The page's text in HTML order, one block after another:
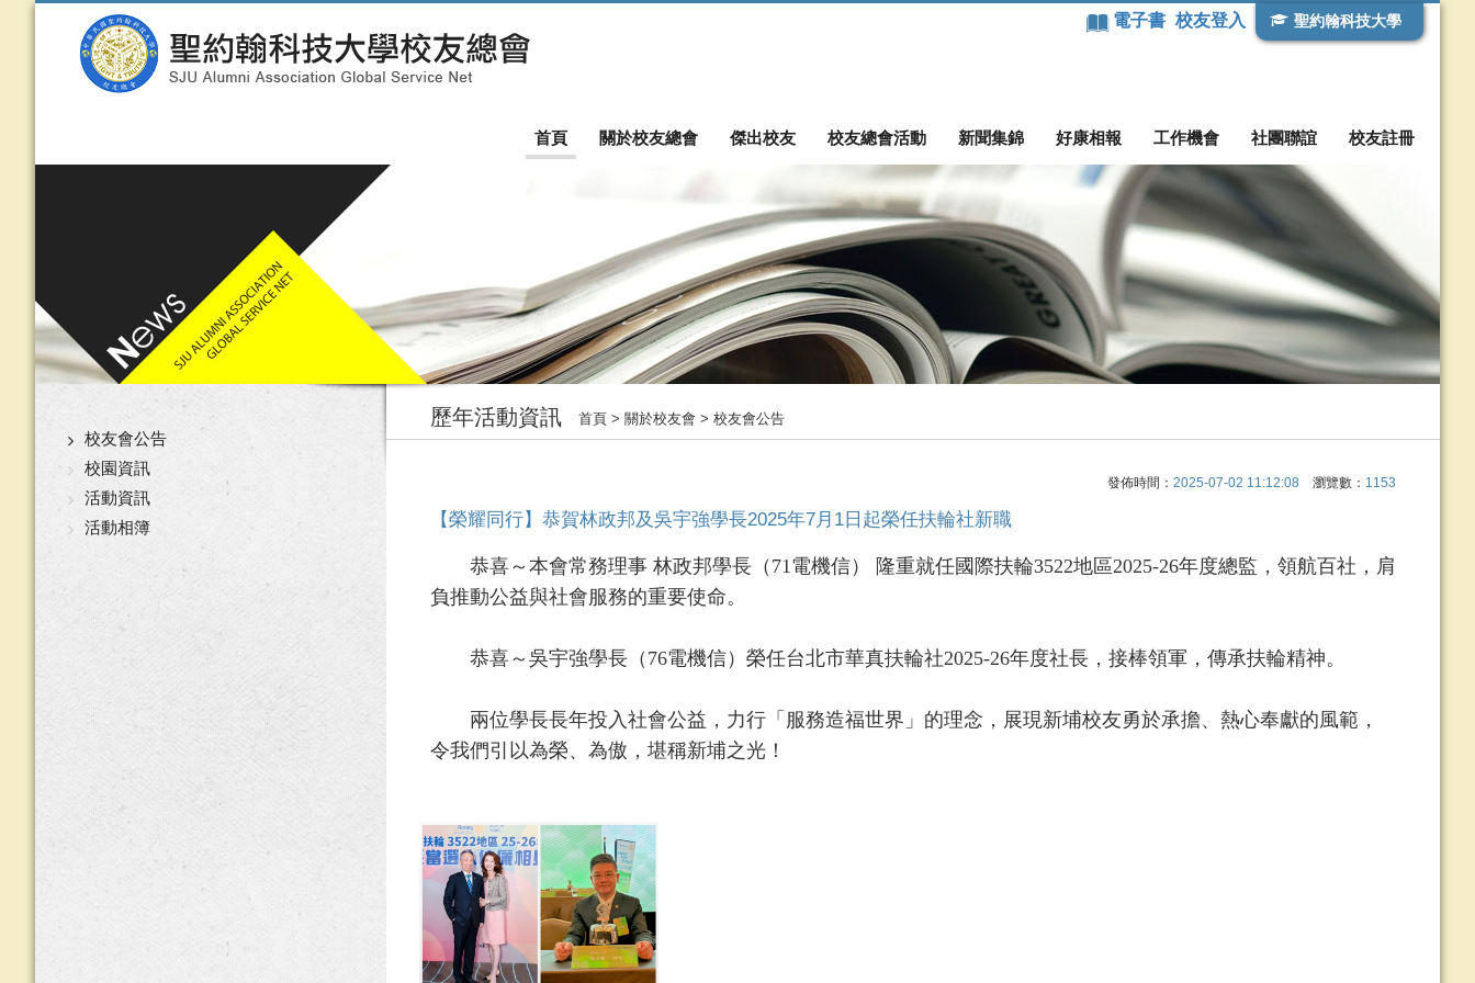
電子書 校友登入 聖約翰科技大學
首頁 關於校友總會 傑出校友 校友總會活動 新聞集錦 好康相報 工作機會 社團聯誼 校友註冊
校友會公告
校園資訊
活動資訊
活動相簿
歷年活動資訊 首頁 > 關於校友會 > 校友會公告
發佈時間： 2025-07-02 11:12:08 瀏覽數： 1153
【榮耀同行】恭賀林政邦及吳宇強學長2025年7月1日起榮任扶輪社新職
恭喜～本會常務理事 林政邦學長（71電機信） 隆重就任國際扶輪3522地區2025-26年度總監，領航百社，肩
負推動公益與社會服務的重要使命。
恭喜～吳宇強學長（76電機信）榮任台北市華真扶輪社2025-26年度社長，接棒領軍，傳承扶輪精神。
兩位學長長年投入社會公益，力行「服務造福世界」的理念，展現新埔校友勇於承擔、熱心奉獻的風範，
令我們引以為榮、為傲，堪稱新埔之光！